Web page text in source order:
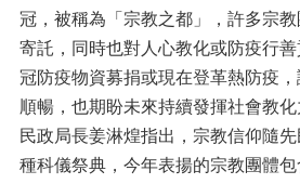
冠，被稱為「宗教之都」，許多宗
寄託，同時也對人心教化或防疫行
冠防疫物資募捐或現在登革熱防疫
順暢，也期盼未來持續發揮社會教化
民政局長姜淋煌指出，宗教信仰隨
種科儀祭典，今年表揚的宗教團體